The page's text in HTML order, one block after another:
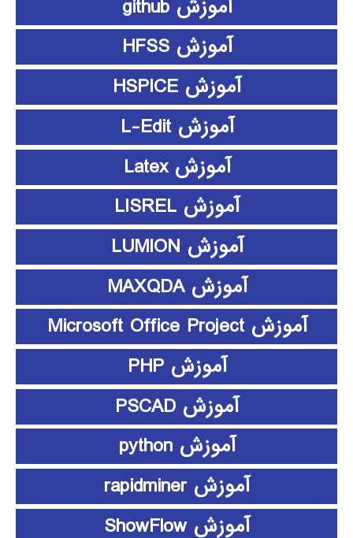
آموزش github
آموزش HFSS
آموزش HSPICE
آموزش L-Edit
آموزش Latex
آموزش LISREL
آموزش LUMION
آموزش MAXQDA
آموزش Microsoft Office Project
آموزش PHP
آموزش PSCAD
آموزش python
آموزش rapidminer
آموزش ShowFlow